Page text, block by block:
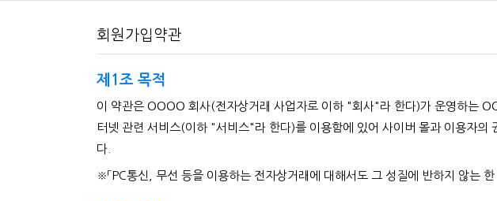
회원가입약관
사이트 이용약관 안내
제1조 목적
이 약관은 OOOO 회사(전자상거래 사업자로 이하 "회사"라 한다)가 운영하는
터넷 관련 서비스(이하 "서비스"라 한다)를 이용함에 있어 사이버 몰과 이용자의
다.
※「PC통신, 무선 등을 이용하는 전자상거래에 대해서도 그 성질에 반하지 않는 한